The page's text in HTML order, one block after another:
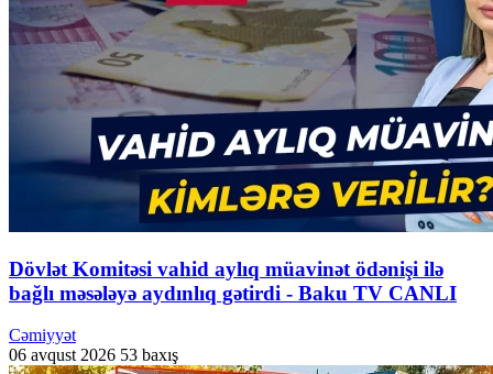
Dövlət Komitəsi vahid aylıq müavinət ödənişi ilə
bağlı məsələyə aydınlıq gətirdi - Baku TV CANLI
Cəmiyyət
06 avqust 2026 53 baxış